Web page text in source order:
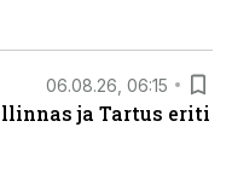
06.08.26, 06:15
ja Tartus eriti